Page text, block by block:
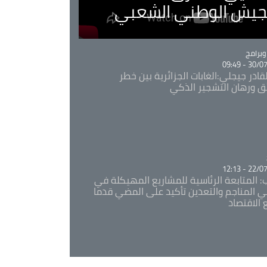
الوطني الشعبي
30/07/
جيجلي:الغابات الجزائرية بين خطر
ورهان التشجير الذكي
22/07/
المتابعة الرئاسية للمشاريع المهيكلة في
المناجم والتعدين تأكيد على المضي قدما
الاقتصاد